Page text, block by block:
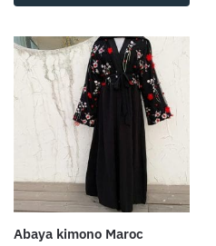
Abaya kimono Maroc